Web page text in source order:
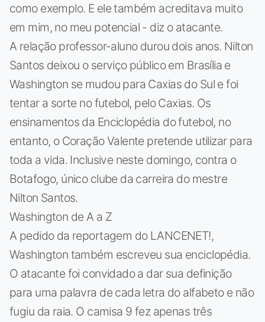
como exemplo. E ele também acreditava muito
em mim, no meu potencial - diz o atacante.
A relação professor-aluno durou dois anos. Nilton
Santos deixou o serviço público em Brasília e
Washington se mudou para Caxias do Sul e foi
tentar a sorte no futebol, pelo Caxias. Os
ensinamentos da Enciclopédia do futebol, no
entanto, o Coração Valente pretende utilizar para
toda a vida. Inclusive neste domingo, contra o
Botafogo, único clube da carreira do mestre
Nilton Santos.
Washington de A a Z
A pedido da reportagem do LANCENET!,
Washington também escreveu sua enciclopédia.
O atacante foi convidado a dar sua definição
para uma palavra de cada letra do alfabeto e não
fugiu da raia. O camisa 9 fez apenas três